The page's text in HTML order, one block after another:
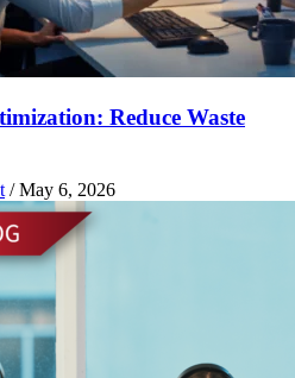
Reduce Waste
/May 6, 2026